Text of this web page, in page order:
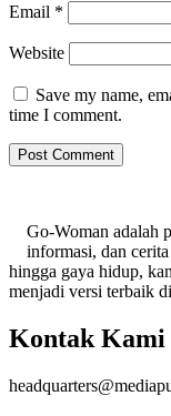
Email *
Website
Save my name,
time I comment.
Go-Woman adalah
informasi, dan
hingga gaya hidup,
menjadi versi terbaik
Kontak Kami